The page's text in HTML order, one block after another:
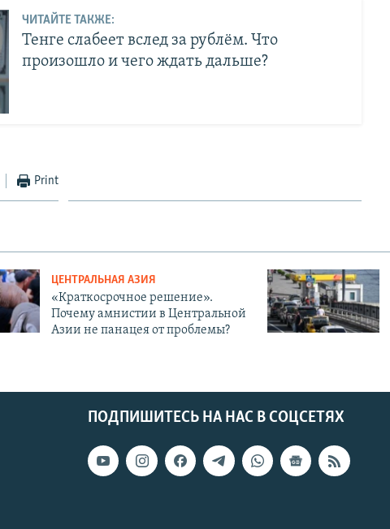
ЧИТАЙТЕ ТАКЖЕ:
Тенге слабеет вслед за рублём. Что
произошло и чего ждать дальше?
Print
ЦЕНТРАЛЬНАЯ АЗИЯ
«Краткосрочное решение».
Почему амнистии в Центральной
Азии не панацея от проблемы?
ПОДПИШИТЕСЬ НА НАС В СОЦСЕТЯХ